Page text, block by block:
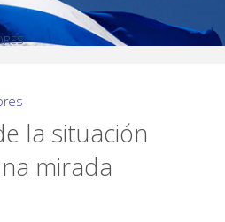
la situación
mirada